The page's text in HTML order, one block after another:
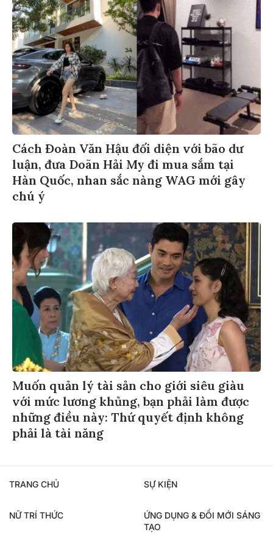
Cách Đoàn Văn Hậu đối diện với bão dư
luận, đưa Doãn Hải My đi mua sắm tại
Hàn Quốc, nhan sắc nàng WAG mới gây
chú ý
Muốn quản lý tài sản cho giới siêu giàu
với mức lương khủng, bạn phải làm được
những điều này: Thứ quyết định không
phải là tài năng
TRANG CHỦ SỰ KIỆN
NỮ TRÍ THỨC
ỨNG DỤNG & ĐỔI MỚI SÁNG
TẠO